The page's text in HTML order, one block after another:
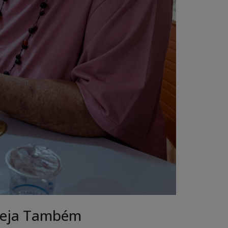
Também